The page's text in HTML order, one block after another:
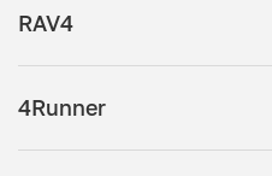
RAV4
4Runner